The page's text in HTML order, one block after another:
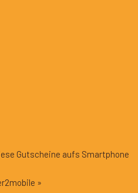
Gutscheine aufs Smartphone
»